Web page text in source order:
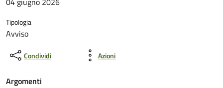
Tipologia
Avviso
Condividi Azioni
Argomenti